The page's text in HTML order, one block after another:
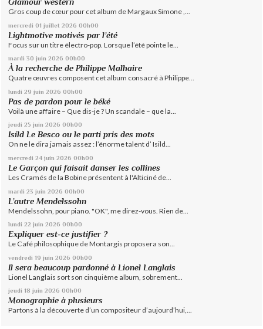
Gros coup de cœur pour cet album de Margaux Simone ,...
mercredi 01 juillet 2026 00h00
Lightmotive motivés par l’été
Focus sur un titre électro-pop. Lorsque l’été pointe le...
mardi 30 juin 2026 00h00
À la recherche de Philippe Malhaire
Quatre œuvres composent cet album consacré à Philippe...
lundi 29 juin 2026 00h00
Pas de pardon pour le béké
Voilà une affaire – Que dis-je ? Un scandale – que la...
jeudi 25 juin 2026 00h00
Isild Le Besco ou le parti pris des mots
On ne le dira jamais assez : l’énorme talent d’ Isild...
mercredi 24 juin 2026 00h00
Le Garçon qui faisait danser les collines
Les Cramés de la Bobine présentent à l'Alticiné de...
mardi 23 juin 2026 00h00
L’autre Mendelssohn
Mendelssohn, pour piano. "OK", me direz-vous. Rien de...
lundi 22 juin 2026 00h00
Expliquer est-ce justifier ?
Le Café philosophique de Montargis proposera son...
vendredi 19 juin 2026 00h00
Il sera beaucoup pardonné à Lionel Langlais
Lionel Langlais sort son cinquième album, sobrement...
jeudi 18 juin 2026 00h00
Monographie à plusieurs
Partons à la découverte d’un compositeur d’aujourd’hui,...